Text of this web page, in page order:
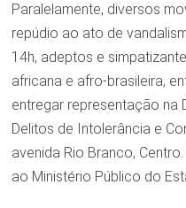
Paralelamente, diversos
repúdio ao ato de
14h, adeptos e
africana e afro-brasileira,
entregar representação na
Delitos de Intolerância e
avenida Rio Branco,
ao Ministério Público do